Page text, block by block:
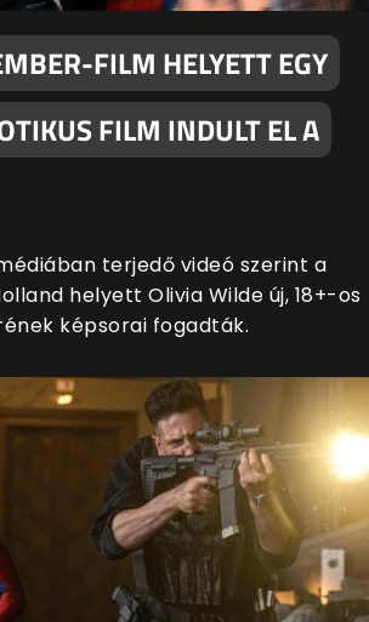
FILM HELYETT EGY
FILM INDULT EL A
terjedő videó szerint a
helyett Olivia Wilde új, 18+-os
képsorai fogadták.